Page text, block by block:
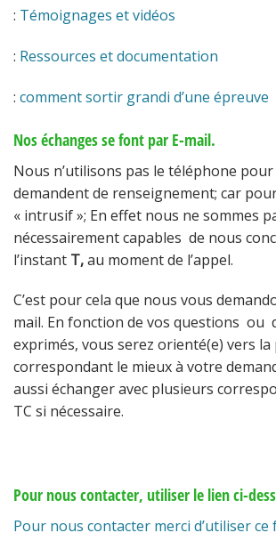
: Témoignages et vidéos
: Ressources et documentation
: comment sortir grandi d’une épreuve
Nos échanges se font par E-mail.
Nous n’utilisons pas le téléphone
demandent de renseignement; car
« intrusif »; En effet nous ne sommes
nécessairement capables de nous
l’instant T,au moment de l’appel.
C’est pour cela que nous vous
mail. En fonction de vos questions ou
exprimés, vous serez orienté(e) vers
correspondant le mieux à votre
aussi échanger avec plusieurs
TC si nécessaire.
Pour nous contacter, utiliser le lien ci-
Pour nous contacter merci d’utiliser